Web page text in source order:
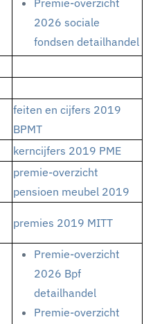
Premie-overzicht
2026 sociale
fondsen detailhandel
feiten en cijfers 2019
BPMT
kerncijfers 2019 PME
premie-overzicht
pensioen meubel 2019
premies 2019 MITT
Premie-overzicht
2026 Bpf
detailhandel
Premie-overzicht